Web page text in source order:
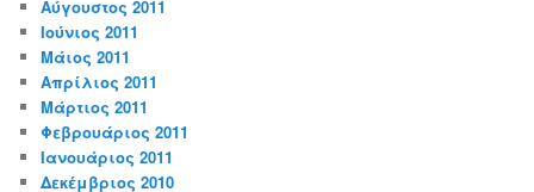
Αύγουστος 2011
Ιούνιος 2011
Μάιος 2011
Απρίλιος 2011
Μάρτιος 2011
Φεβρουάριος 2011
Ιανουάριος 2011
Δεκέμβριος 2010